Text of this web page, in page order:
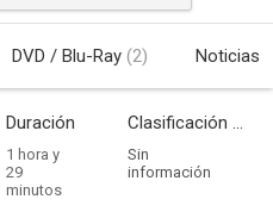
DVD / Blu-Ray (2) Noticias
Duración
1 hora y
29
minutos
Clasificación por edades
Sin
información